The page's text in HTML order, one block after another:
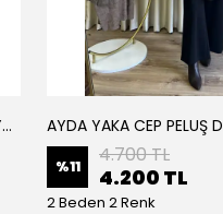
Armine Manşeti Piliseli Abiye Elbise 23Y9617 AYDA YAKA CEP PELUŞ
%11 4.700 TL
4.200 TL
2 Beden 2 Renk